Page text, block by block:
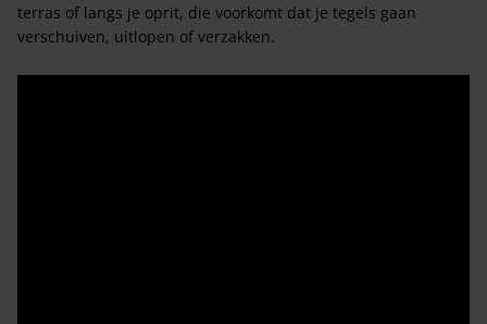
terras of langs je oprit, die voorkomt dat je tegels gaan
verschuiven, uitlopen of verzakken.